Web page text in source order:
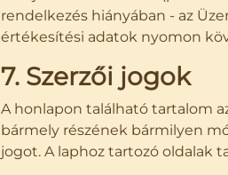
rendelkezés hiányában - az
értékesítési adatok nyomon
7. Szerzői jogok
A honlapon található tartalom
bármely részének bármilyen
jogot. A laphoz tartozó oldalak